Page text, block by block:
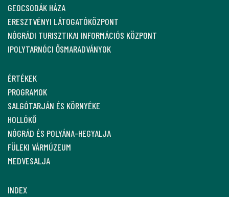
GEOCSODÁK HÁZA
ERESZTVÉNYI LÁTOGATÓKÖZPONT
NÓGRÁDI TURISZTIKAI INFORMÁCIÓS KÖZPONT
IPOLYTARNÓCI ŐSMARADVÁNYOK
ÉRTÉKEK
PROGRAMOK
SALGÓTARJÁN ÉS KÖRNYÉKE
HOLLÓKŐ
NÓGRÁD ÉS POLYÁNA-HEGYALJA
FÜLEKI VÁRMÚZEUM
MEDVESALJA
INDEX